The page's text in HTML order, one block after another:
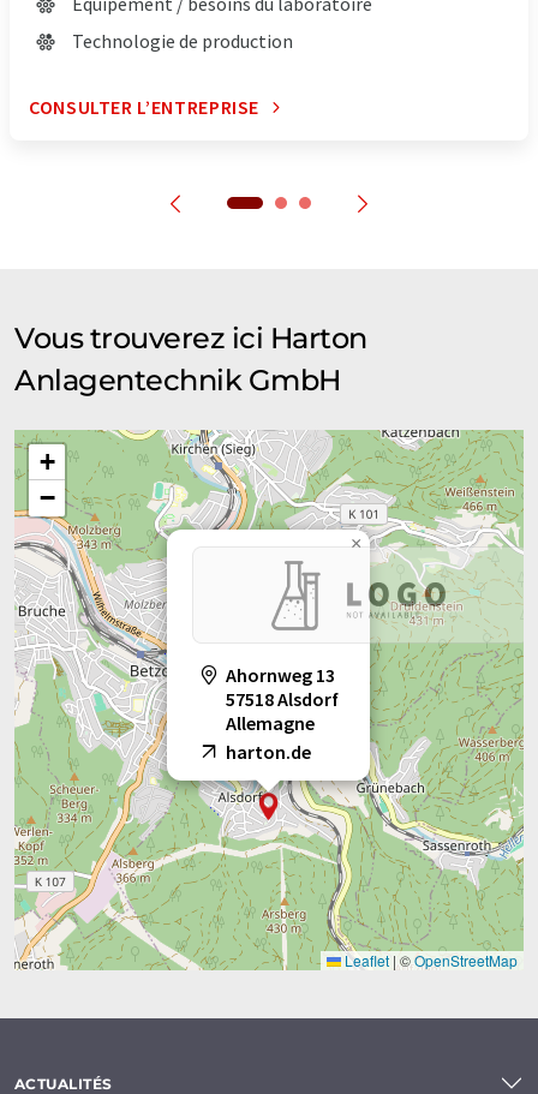
Technologie de production
CONSULTER L’ENTREPRISE
Vous trouverez ici Harton
Anlagentechnik GmbH
Ahornweg 13
57518 Alsdorf
Allemagne
harton.de
×
+
−
Leaflet |©OpenStreetMap
ACTUALITÉS